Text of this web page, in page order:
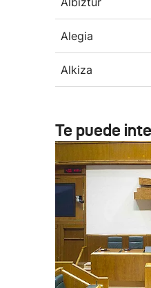
Alegia
Alkiza
Te puede